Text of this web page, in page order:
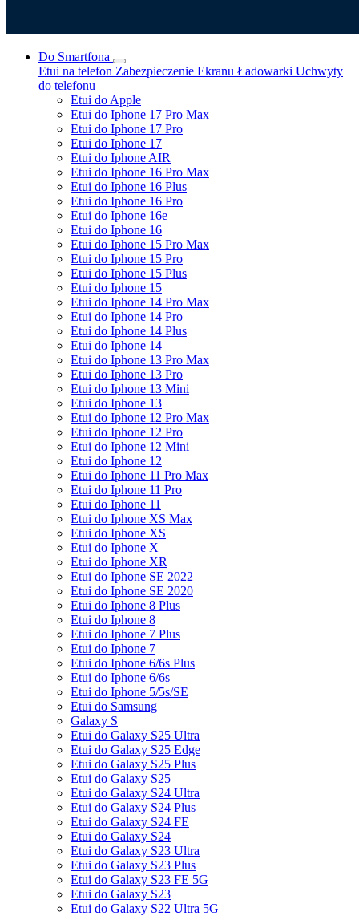
Do Smartfona
Etui na telefon Zabezpieczenie Ekranu Ładowarki Uchwyty
do telefonu
Etui do Apple
Etui do Iphone 17 Pro Max
Etui do Iphone 17 Pro
Etui do Iphone 17
Etui do Iphone AIR
Etui do Iphone 16 Pro Max
Etui do Iphone 16 Plus
Etui do Iphone 16 Pro
Etui do Iphone 16e
Etui do Iphone 16
Etui do Iphone 15 Pro Max
Etui do Iphone 15 Pro
Etui do Iphone 15 Plus
Etui do Iphone 15
Etui do Iphone 14 Pro Max
Etui do Iphone 14 Pro
Etui do Iphone 14 Plus
Etui do Iphone 14
Etui do Iphone 13 Pro Max
Etui do Iphone 13 Pro
Etui do Iphone 13 Mini
Etui do Iphone 13
Etui do Iphone 12 Pro Max
Etui do Iphone 12 Pro
Etui do Iphone 12 Mini
Etui do Iphone 12
Etui do Iphone 11 Pro Max
Etui do Iphone 11 Pro
Etui do Iphone 11
Etui do Iphone XS Max
Etui do Iphone XS
Etui do Iphone X
Etui do Iphone XR
Etui do Iphone SE 2022
Etui do Iphone SE 2020
Etui do Iphone 8 Plus
Etui do Iphone 8
Etui do Iphone 7 Plus
Etui do Iphone 7
Etui do Iphone 6/6s Plus
Etui do Iphone 6/6s
Etui do Iphone 5/5s/SE
Etui do Samsung
Galaxy S
Etui do Galaxy S25 Ultra
Etui do Galaxy S25 Edge
Etui do Galaxy S25 Plus
Etui do Galaxy S25
Etui do Galaxy S24 Ultra
Etui do Galaxy S24 Plus
Etui do Galaxy S24 FE
Etui do Galaxy S24
Etui do Galaxy S23 Ultra
Etui do Galaxy S23 Plus
Etui do Galaxy S23 FE 5G
Etui do Galaxy S23
Etui do Galaxy S22 Ultra 5G